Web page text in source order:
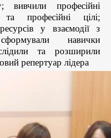
вивчили професійні
професійні цілі;
у взаємодії з
навички
та розширили
репертуар лідера